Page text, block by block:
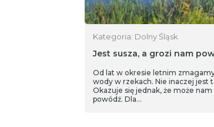
Kategoria: Dolny Śląsk
Jest susza, a grozi nam
Od lat w okresie letnim
wody w rzekach. Nie inaczej jest
Okazuje się jednak, że może
powódź. Dla…